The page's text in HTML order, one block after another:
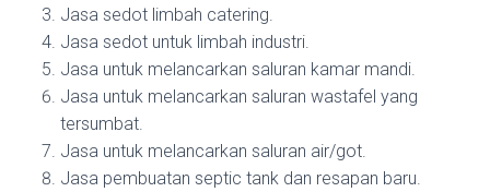
Jasa sedot limbah catering.
Jasa sedot untuk limbah industri.
Jasa untuk melancarkan saluran kamar mandi.
Jasa untuk melancarkan saluran wastafel yang
tersumbat.
Jasa untuk melancarkan saluran air/got.
Jasa pembuatan septic tank dan resapan baru.